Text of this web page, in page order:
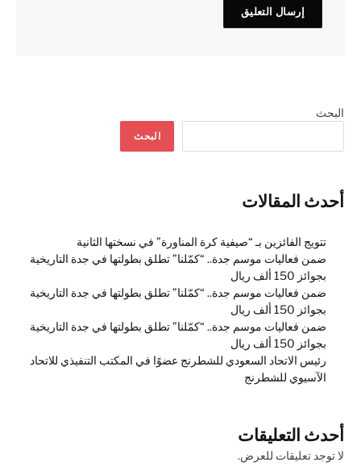
البحث
البحث
أحدث المقالات
تتويج الفائزين بـ “صيفية كرة المناورة” في نسختها الثانية
ضمن فعاليات موسم جدة.. “كمّلنا” تطلق بطولتها في جدة التاريخية
بجوائز 150 ألف ريال
ضمن فعاليات موسم جدة.. “كمّلنا” تطلق بطولتها في جدة التاريخية
بجوائز 150 ألف ريال
ضمن فعاليات موسم جدة.. “كمّلنا” تطلق بطولتها في جدة التاريخية
بجوائز 150 ألف ريال
رئيس الاتحاد السعودي للشطرنج عضوًا في المكتب التنفيذي للاتحاد
الآسيوي للشطرنج
أحدث التعليقات
لا توجد تعليقات للعرض.